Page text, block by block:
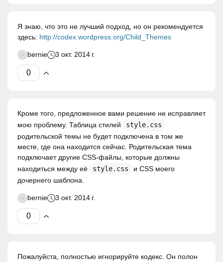
Я знаю, что это не лучший подход, но он рекомендуется
здесь: http://codex.wordpress.org/Child_Themes
bernie 3 окт. 2014 г.
Кроме того, предложенное вами решение не исправляет
мою проблему. Таблица стилей
style.css
родительской темы не будет подключена в том же
месте, где она находится сейчас. Родительская тема
подключает другие CSS-файлы, которые должны
находиться между её
style.css
и CSS моего
дочернего шаблона.
bernie 3 окт. 2014 г.
Пожалуйста, полностью игнорируйте кодекс. Он полон